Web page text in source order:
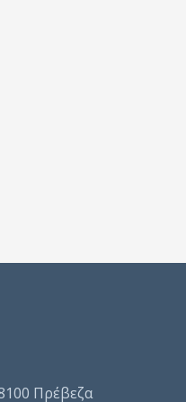
Πρέβεζα